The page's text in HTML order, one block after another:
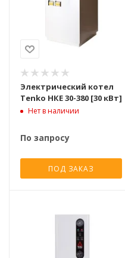
Электрический котел
Tenko НКЕ 30-380 [30 кВт]
Нет в наличии
По запросу
ПОД ЗАКАЗ